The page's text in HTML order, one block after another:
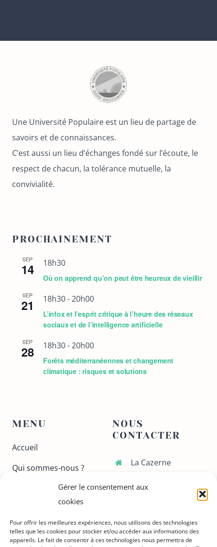
Gérer le consentement aux
cookies
Pour offrir les meilleures expériences, nous utilisons des technologies
telles que les cookies pour stocker et/ou accéder aux informations des
appareils. Le fait de consentir à ces technologies nous permettra de
Une Université Populaire est un lieu de partage de
savoirs et de connaissances.
C’est aussi un lieu d’échanges fondé sur l’écoute, le
respect de chacun, la tolérance mutuelle, la
convivialité.
PROCHAINEMENT
SEP
14 18h30
Où on apprend qu’on peut être heureux de vieillir
SEP
21 18h30-20h00
L’infox et l’esprit critique à l’heure des réseaux
sociaux et de l’intelligence artificielle
SEP
28 18h30-20h00
Forêts méditerranéennes et changement
climatique : risques et solutions
MENU
Accueil
Qui sommes-nous ?
Nous contacter
NOUS
CONTACTER
La Cazerne
Doumergue
06 37 49 43 45